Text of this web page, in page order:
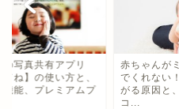
の写真共有アプリ
てね】の使い方と、
機能、プレミアムプ
赤ちゃんが
でくれない
がる原因と
コ...